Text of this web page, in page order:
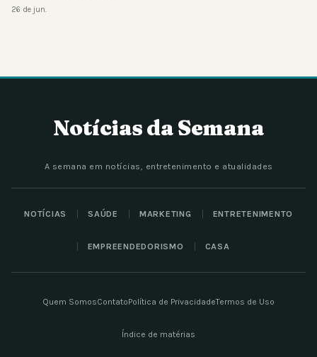
26 de jun.
Notícias da Semana
A semana em notícias, entretenimento e atualidades
NOTÍCIAS SAÚDE MARKETING ENTRETENIMENTO
EMPREENDEDORISMO CASA
Quem SomosContatoPolítica de PrivacidadeTermos de Uso
Índice de matérias